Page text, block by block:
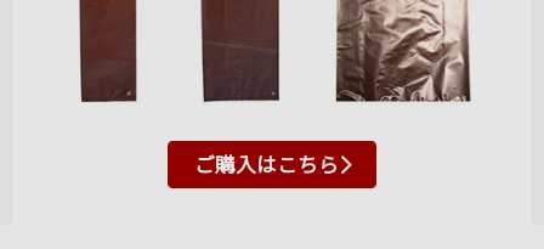
ご購入はこちら